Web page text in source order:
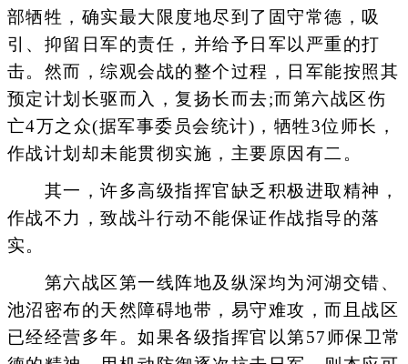
部牺牲，确实最大限度地尽到了固守常德，吸
引、抑留日军的责任，并给予日军以严重的打
击。然而，综观会战的整个过程，日军能按照其
预定计划长驱而入，复扬长而去;而第六战区伤
亡4万之众(据军事委员会统计)，牺牲3位师长，
作战计划却未能贯彻实施，主要原因有二。
其一，许多高级指挥官缺乏积极进取精神，
作战不力，致战斗行动不能保证作战指导的落
实。
第六战区第一线阵地及纵深均为河湖交错、
池沼密布的天然障碍地带，易守难攻，而且战区
已经经营多年。如果各级指挥官以第57师保卫常